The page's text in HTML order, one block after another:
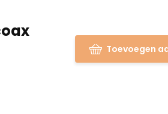
Toevoegen